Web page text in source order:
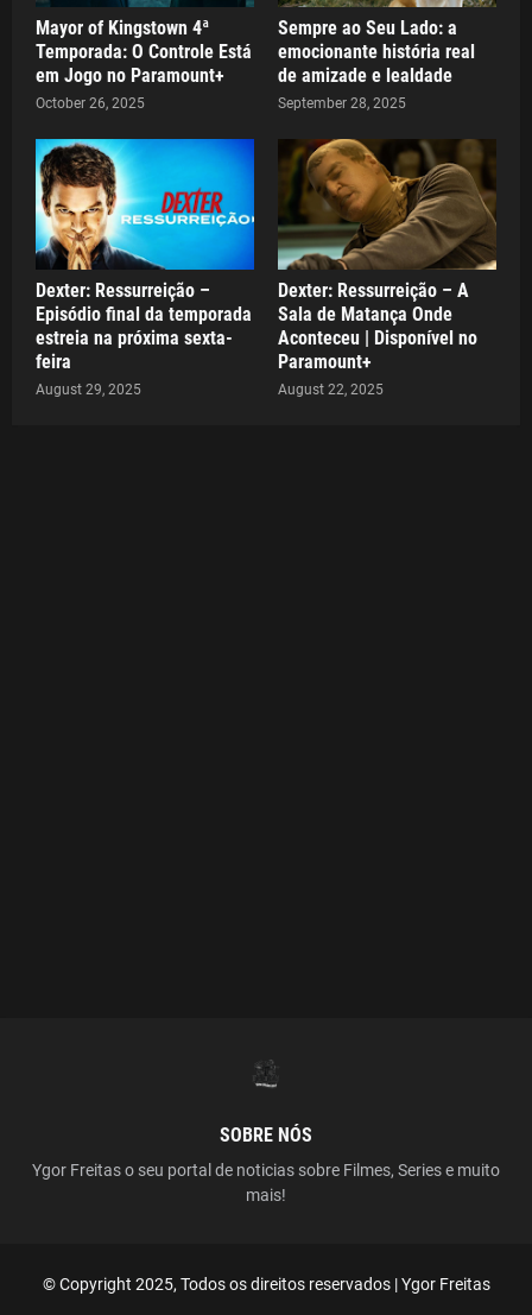
Mayor of Kingstown 4ª
Temporada: O Controle Está
em Jogo no Paramount+
October 26, 2025
Sempre ao Seu Lado: a
emocionante história real
de amizade e lealdade
September 28, 2025
Dexter: Ressurreição –
Episódio final da temporada
estreia na próxima sexta-
feira
August 29, 2025
Dexter: Ressurreição – A
Sala de Matança Onde
Aconteceu | Disponível no
Paramount+
August 22, 2025
SOBRE NÓS
Ygor Freitas o seu portal de noticias sobre Filmes, Series e muito
mais!
© Copyright 2025, Todos os direitos reservados | Ygor Freitas